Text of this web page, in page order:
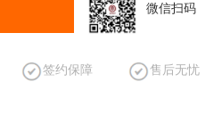
微信扫码
签约保障 售后无忧